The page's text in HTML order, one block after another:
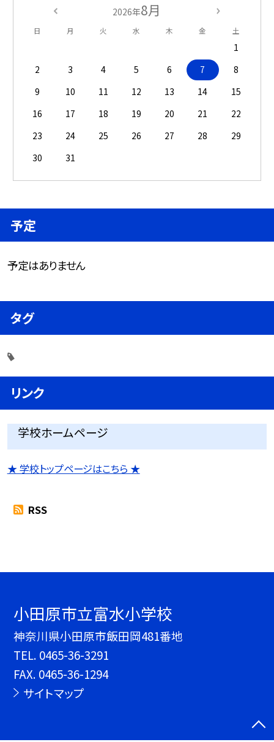
2026年8月
日 月 火 水 木 金 土
1
2
3 4 5 6 7
8
9
10 11 12 13 14
15
16
17 18 19 20 21
22
23
24 25 26 27 28
29
30
31
予定
予定はありません
タグ
リンク
学校ホームページ
★ 学校トップページはこちら ★
RSS
小田原市立富水小学校
神奈川県小田原市飯田岡481番地
TEL. 0465-36-3291
FAX. 0465-36-1294
サイトマップ